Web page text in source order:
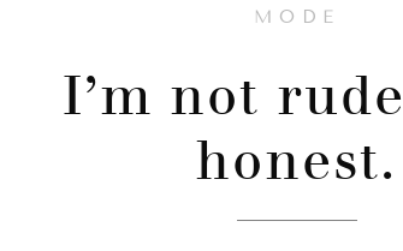
MODE
I’m not
honest.